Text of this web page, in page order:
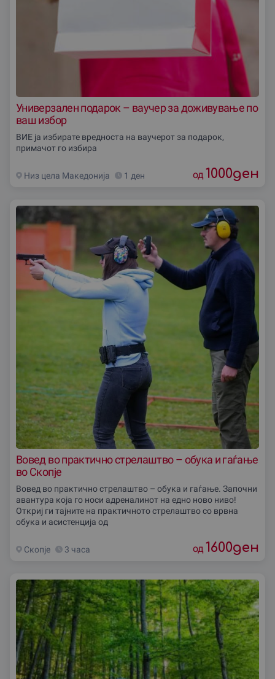
Универзален подарок – ваучер за доживување по
ваш избор
ВИЕ ја избирате вредноста на ваучерот за подарок,
примачот го избира
Низ цела Македониjа 1 ден од 1000ден
Вовед во практично стрелаштво – обука и гаѓање
во Скопjе
Вовед во практично стрелаштво – обука и гаѓање. Започни
авантура која го носи адреналинот на едно ново ниво!
Откриј ги тајните на практичното стрелаштво со врвна
обука и асистенција од
Скопjе 3 часа од 1600ден